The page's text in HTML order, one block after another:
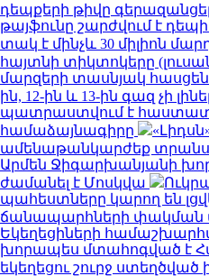
դեպքերի թիվը գերազանցել
թայֆունը շարժվում է
տակ է մինչև 30 միլիոն
հայտնի տիկտոկերը
մարզերի տասնյակ
ին, 12-ին և 13-ին գազ չի
պատրաստվում է
համաձայնագիրը
ամենաթանկարժեք
Արմեն Ջիգարխանյանի
ժամանել է Մոսկվա
պահեստները կարող են
ճանապարհների
Եկեղեցիների
խորապես մտահոգված է
եկեղեցու շուրջ